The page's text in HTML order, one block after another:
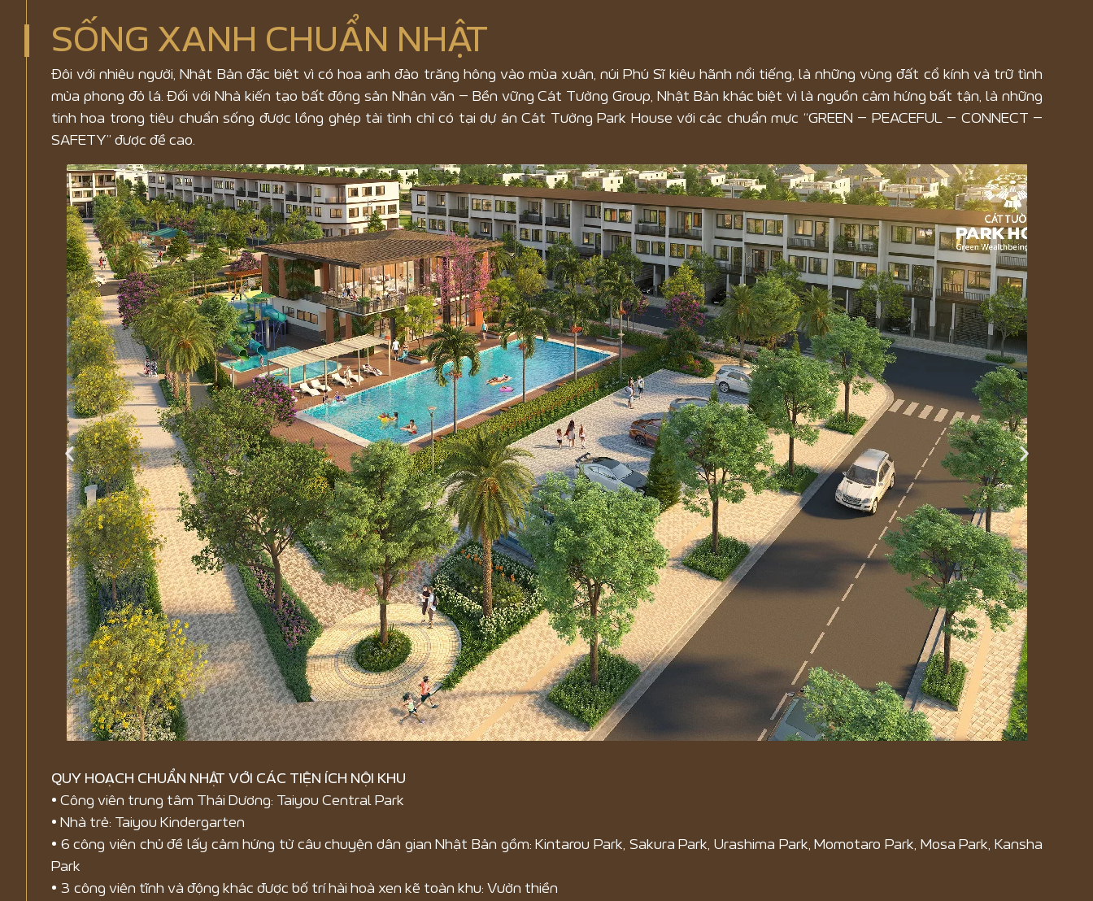
SỐNG XANH CHUẨN NHẬT
Đôi với nhiêu người, Nhật Bản đặc biệt vì có hoa anh đào trăng hông vào mùa xuân, núi Phú Sĩ kiêu hãnh nổi tiếng, là những vùng đất cổ kính và trữ tình
mùa phong đỏ lá. Đối với Nhà kiến tạo bất động sản Nhân văn – Bền vững Cát Tường Group, Nhật Bản khác biệt vì là nguồn cảm hứng bất tận, là những
tinh hoa trong tiêu chuẩn sống được lồng ghép tài tình chỉ có tại dự án Cát Tường Park House với các chuẩn mực “GREEN – PEACEFUL – CONNECT –
SAFETY” được đề cao.
QUY HOẠCH CHUẨN NHẬT VỚI CÁC TIỆN ÍCH NỘI KHU
• Công viên trung tâm Thái Dương: Taiyou Central Park
• Nhà trẻ: Taiyou Kindergarten
• 6 công viên chủ đề lấy cảm hứng từ câu chuyện dân gian Nhật Bản gồm: Kintarou Park, Sakura Park, Urashima Park, Momotaro Park, Mosa Park, Kansha
Park
• 3 công viên tĩnh và động khác được bố trí hài hoà xen kẽ toàn khu: Vườn thiền